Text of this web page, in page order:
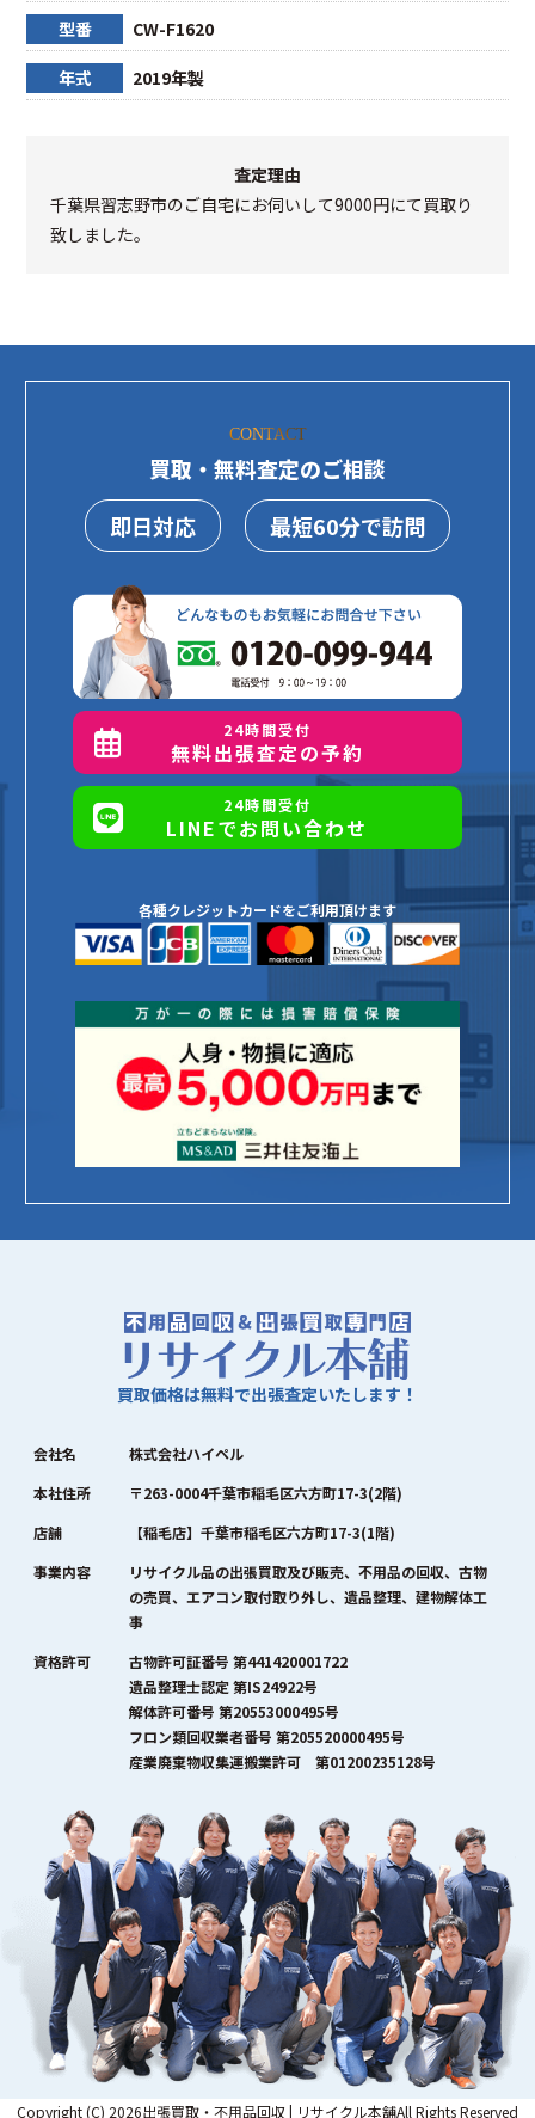
型番 CW-F1620
年式 2019年製
査定理由
千葉県習志野市のご自宅にお伺いして9000円にて買取り
致しました。
CONTACT
買取・無料査定のご相談
即日対応
最短60分で訪問
24時間受付
無料出張査定の予約
24時間受付
LINEでお問い合わせ
各種クレジットカードをご利用頂けます
買取価格は無料で出張査定いたします！
会社名
株式会社ハイペル
本社住所
〒263-0004千葉市稲毛区六方町17-3(2階)
店舗
【稲毛店】千葉市稲毛区六方町17-3(1階)
事業内容
リサイクル品の出張買取及び販売、不用品の回収、古物
の売買、エアコン取付取り外し、遺品整理、建物解体工
事
資格許可
古物許可証番号 第441420001722
遺品整理士認定 第IS24922号
解体許可番号 第20553000495号
フロン類回収業者番号 第205520000495号
産業廃棄物収集運搬業許可 第01200235128号
Copyright (C) 2026出張買取・不用品回収 | リサイクル本舗All Rights Reserved